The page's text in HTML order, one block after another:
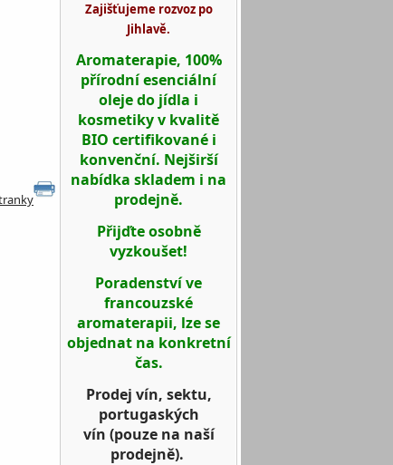
Zajišťujeme rozvoz po
Jihlavě.
Aromaterapie, 100%
přírodní esenciální
oleje do jídla i
kosmetiky v kvalitě
BIO certifikované i
konvenční. Nejširší
nabídka skladem i na
prodejně.
Přijďte osobně
vyzkoušet!
Poradenství ve
francouzské
aromaterapii, lze se
objednat na konkretní
čas.
Prodej vín, sektu,
portugaských
vín (pouze na naší
prodejně).